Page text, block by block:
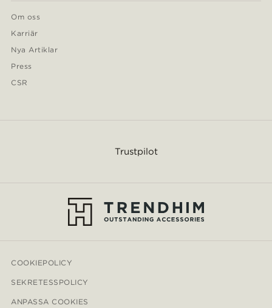
Om oss
Karriär
Nya Artiklar
Press
CSR
Trustpilot
COOKIEPOLICY
SEKRETESSPOLICY
ANPASSA COOKIES